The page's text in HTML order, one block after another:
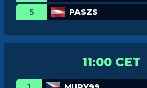
5
PASZS
11:00 CET